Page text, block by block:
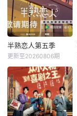
半熟恋人第五季
更新至20260806期